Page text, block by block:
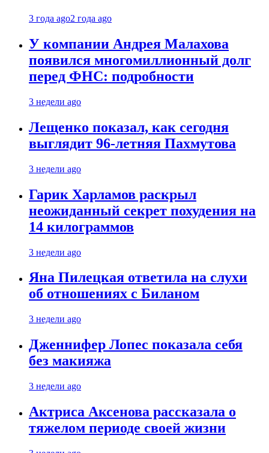
3 года ago2 года ago
У компании Андрея Малахова
появился многомиллионный долг
перед ФНС: подробности
3 недели ago
Лещенко показал, как сегодня
выглядит 96-летняя Пахмутова
3 недели ago
Гарик Харламов раскрыл
неожиданный секрет похудения на
14 килограммов
3 недели ago
Яна Пилецкая ответила на слухи
об отношениях с Биланом
3 недели ago
Дженнифер Лопес показала себя
без макияжа
3 недели ago
Актриса Аксенова рассказала о
тяжелом периоде своей жизни